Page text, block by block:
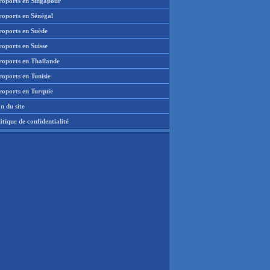
en Sénégal
en Suède
en Suisse
en Thaïlande
en Tunisie
en Turquie
du site
de confidentialité